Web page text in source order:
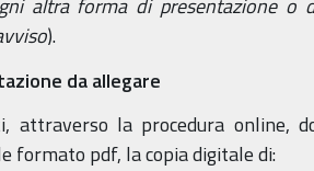
altra forma di presentazione o
).
da allegare
attraverso la procedura online,
formato pdf, la copia digitale di: